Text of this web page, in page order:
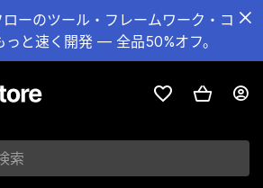
ーのツール・フレームワーク・コ
っと速く開発 — 全品50%オフ。